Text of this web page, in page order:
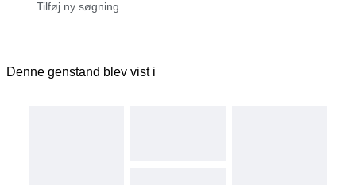
Denne genstand blev vist i